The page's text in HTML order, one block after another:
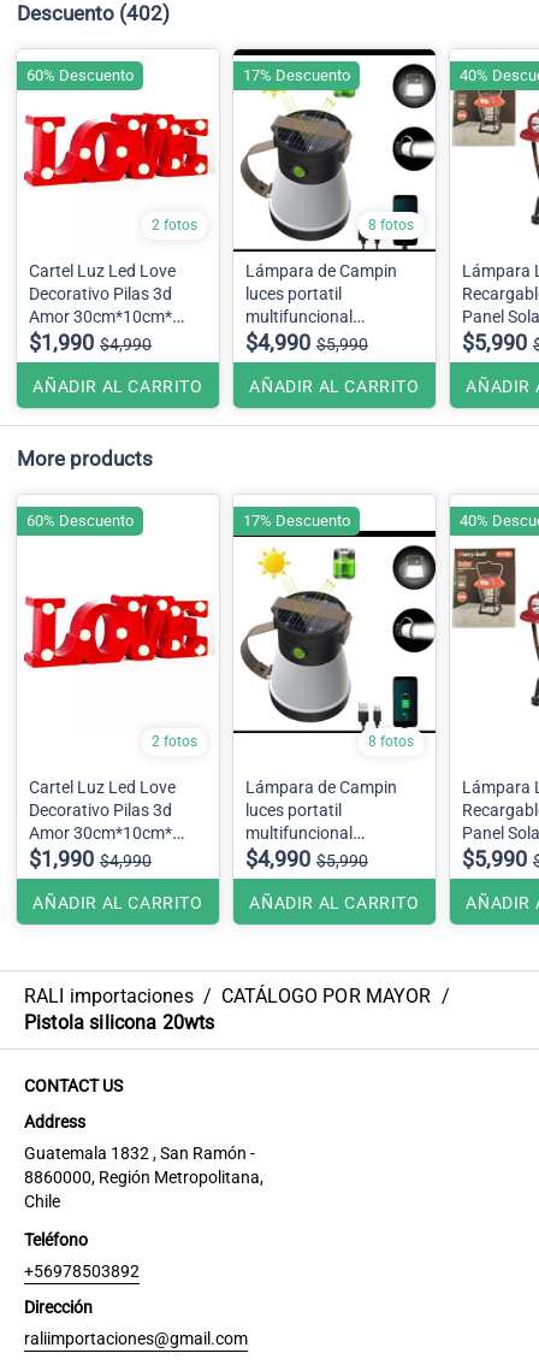
Descuento (402)
2 fotos
Cartel Luz Led Love
Decorativo Pilas 3d
Amor 30cm*10cm*
4cm
$1,990 $4,990
AÑADIR AL CARRITO
60% Descuento
8 fotos
Lámpara de Campin
luces portatil
multifuncional
recargables solar y USB
Incluye Pawer Bank
$4,990 $5,990
AÑADIR AL CARRITO
17% Descuento
Lámpara
Panel
HB-9588L
$5,990
AÑADIR
40%
More products
2 fotos
Cartel Luz Led Love
Decorativo Pilas 3d
Amor 30cm*10cm*
4cm
$1,990 $4,990
AÑADIR AL CARRITO
60% Descuento
8 fotos
Lámpara de Campin
luces portatil
multifuncional
recargables solar y USB
Incluye Pawer Bank
$4,990 $5,990
AÑADIR AL CARRITO
17% Descuento
Lámpara
Panel
HB-9588L
$5,990
AÑADIR
40%
RALI importaciones / CATÁLOGO POR MAYOR /
Pistola silicona 20wts
CONTACT US
Address
Guatemala 1832 , San Ramón -
8860000, Región Metropolitana,
Chile
Teléfono
+56978503892
Dirección
raliimportaciones@gmail.com